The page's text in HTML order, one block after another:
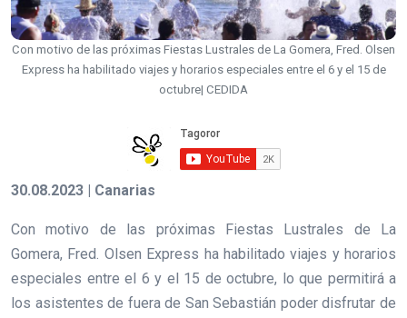
Con motivo de las próximas Fiestas Lustrales de La Gomera, Fred. Olsen
Express ha habilitado viajes y horarios especiales entre el 6 y el 15 de
octubre| CEDIDA
30.08.2023 | Canarias
Con motivo de las próximas Fiestas Lustrales de La
Gomera, Fred. Olsen Express ha habilitado viajes y horarios
especiales entre el 6 y el 15 de octubre, lo que permitirá a
los asistentes de fuera de San Sebastián poder disfrutar de